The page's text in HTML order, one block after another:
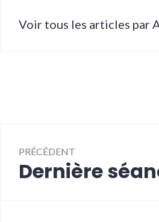
Voir tous les articles par
de
PRÉCÉDENT
Article
Dernière